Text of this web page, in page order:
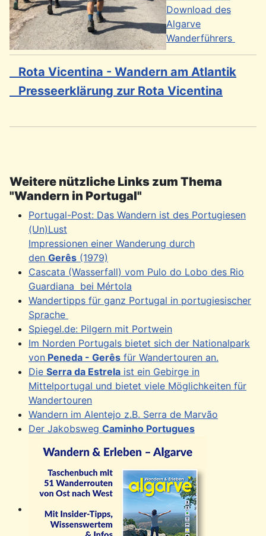
Download des
Algarve
Wanderführers
Rota Vicentina - Wandern am Atlantik
Presseerklärung zur Rota Vicentina
Weitere nützliche Links zum Thema
"Wandern in Portugal"
Portugal-Post: Das Wandern ist des Portugiesen
(Un)Lust
Impressionen einer Wanderung durch
den Gerês (1979)
Cascata (Wasserfall) vom Pulo do Lobo des Rio
Guardiana bei Mértola
Wandertipps für ganz Portugal in portugiesischer
Sprache
Spiegel.de: Pilgern mit Portwein
Im Norden Portugals bietet sich der Nationalpark
von Peneda - Gerês für Wandertouren an.
Die Serra da Estrela ist ein Gebirge in
Mittelportugal und bietet viele Möglichkeiten für
Wandertouren
Wandern im Alentejo z.B. Serra de Marvão
Der Jakobsweg Caminho Portugues